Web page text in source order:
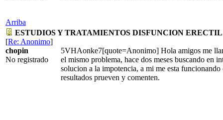
Arriba
ESTUDIOS Y TRATAMIENTOS DISFUNCION ERECTIL
[Re: Anonimo]
chopin
No registrado
5VHAonke7[quote=Anonimo] Hola amigos me
el mismo problema, hace dos meses buscando en
solucion a la impotencia, a mi me esta
resultados prueven y comenten.